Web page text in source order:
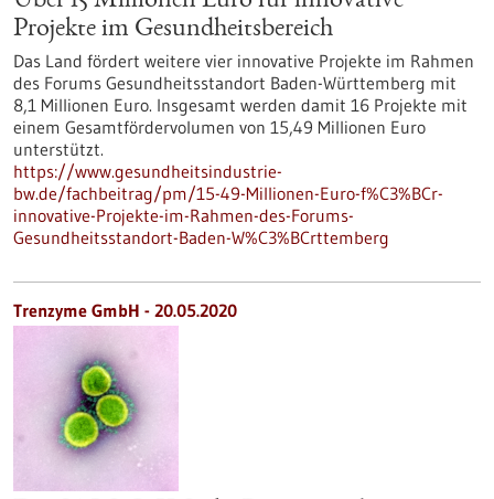
Projekte im Gesundheitsbereich
Das Land fördert weitere vier innovative Projekte im Rahmen
des Forums Gesundheitsstandort Baden-Württemberg mit
8,1 Millionen Euro. Insgesamt werden damit 16 Projekte mit
einem Gesamtfördervolumen von 15,49 Millionen Euro
unterstützt.
https://www.gesundheitsindustrie-
bw.de/fachbeitrag/pm/15-49-Millionen-Euro-f%C3%BCr-
innovative-Projekte-im-Rahmen-des-Forums-
Gesundheitsstandort-Baden-W%C3%BCrttemberg
Trenzyme GmbH - 20.05.2020